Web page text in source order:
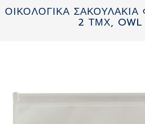
στο
περιεχόμενο
ΟΙΚΟΛΟΓΙΚΑ
2 ΤΜΧ, OWL
end
of